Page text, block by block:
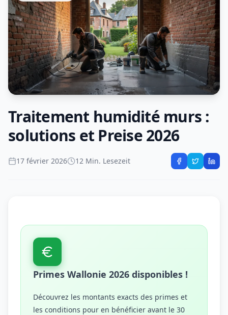
Traitement humidité murs :
solutions et Preise 2026
17 février 2026 12 Min. Lesezeit
Primes Wallonie 2026 disponibles !
Découvrez les montants exacts des primes et
les conditions pour en bénéficier avant le 30